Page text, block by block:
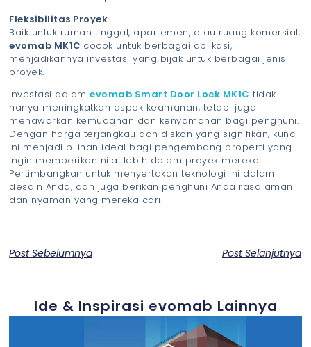
Fleksibilitas Proyek
Baik untuk rumah tinggal, apartemen, atau ruang komersial,
evomab MK1C cocok untuk berbagai aplikasi,
menjadikannya investasi yang bijak untuk berbagai jenis
proyek.
Investasi dalamevomab Smart Door Lock MK1C tidak
hanya meningkatkan aspek keamanan, tetapi juga
menawarkan kemudahan dan kenyamanan bagi penghuni.
Dengan harga terjangkau dan diskon yang signifikan, kunci
ini menjadi pilihan ideal bagi pengembang properti yang
ingin memberikan nilai lebih dalam proyek mereka.
Pertimbangkan untuk menyertakan teknologi ini dalam
desain Anda, dan juga berikan penghuni Anda rasa aman
dan nyaman yang mereka cari.
Post Sebelumnya Post Selanjutnya
Ide & Inspirasi evomab Lainnya